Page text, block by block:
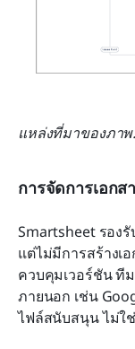
แหล่งที่มาของภา
การจัดการเอกส
Smartsheet รอง
แต่ไม่มีการสร้างเ
ควบคุมเวอร์ชัน ที
ภายนอก เช่น
ไฟล์สนับสนุน ไม่ใ